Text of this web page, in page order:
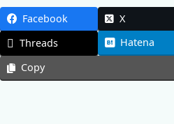
Facebook X
Threads
Hatena
Copy